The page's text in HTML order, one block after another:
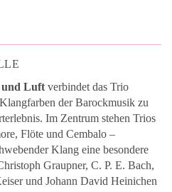
und Luft verbindet das Trio
der Barockmusik zu
Im Zentrum stehen Trios
Flöte und Cembalo –
Klang eine besondere
Graupner, C. P. E. Bach,
und Johann David Heinichen